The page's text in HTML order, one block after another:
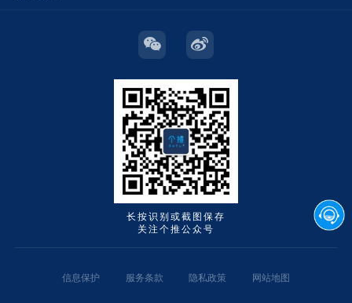
长按识别或截图保存
关注个推公众号
信息保护 服务条款 隐私政策 网站地图